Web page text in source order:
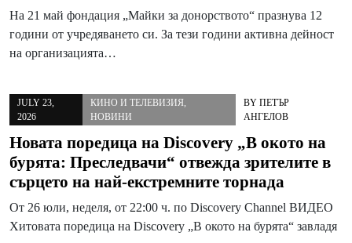
На 21 май фондация „Майки за донорството“ празнува 12
години от учредяването си. За тези години активна дейност
на организацията…
JULY 23,
2026
КИНО И ТЕЛЕВИЗИЯ,
НОВИНИ
BY ПЕТЪР
АНГЕЛОВ
Новата поредица на Discovery „В окото на
бурята: Преследвачи“ отвежда зрителите в
сърцето на най-екстремните торнада
От 26 юли, неделя, от 22:00 ч. по Discovery Channel ВИДЕО
Хитовата поредица на Discovery „В окото на бурята“ завладя